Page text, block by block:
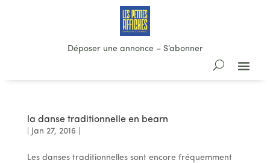
Déposer une annonce– S’abonner
la danse traditionnelle en bearn
Jan 27, 2016
Les danses traditionnelles sont encore fréquemment